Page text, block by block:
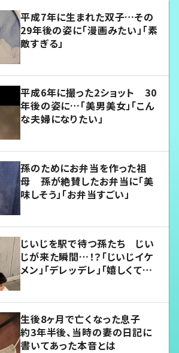
平成7年に生まれた双子…その
29年後の姿に「漫画みたい」「素
敵すぎる」
平成6年に撮った2ショット 30
年後の姿に…「美男美女」「こん
な夫婦になりたい」
孫のためにお弁当を作った祖
母 孫が絶賛したお弁当に「美
味しそう」「お弁当すごい」
じいじを駅で待つ孫たち じい
じが来た瞬間…！？「じいじイケ
メン」「デレッデレ」「嬉しくて可
生後8ヶ月で亡くなった息子
約3年半後、当時の妻の日記に
書いてあった本音とは